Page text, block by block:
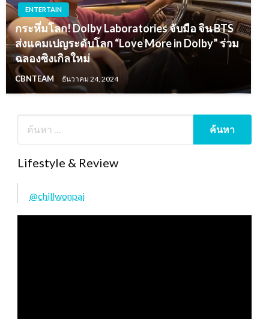
ENTERTAIN
กระหึ่มโลก! Dolby Laboratories จับมือ จิน BTS
ส่งแคมเปญระดับโลก “Love More in Dolby” ร่วม
ฉลองซิงเกิลใหม่
CBNTEAM ธันวาคม 24, 2024
Lifestyle & Review
@chillwonpai